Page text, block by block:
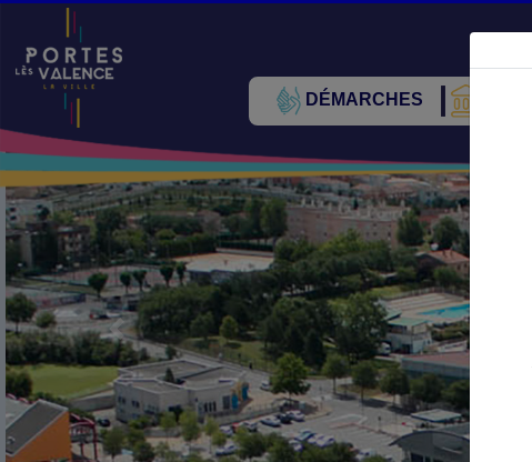
DÉMARCHES
Précédent